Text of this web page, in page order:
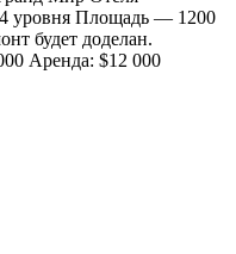
уровня Площадь — 1200
будет доделан.
Аренда: $12 000